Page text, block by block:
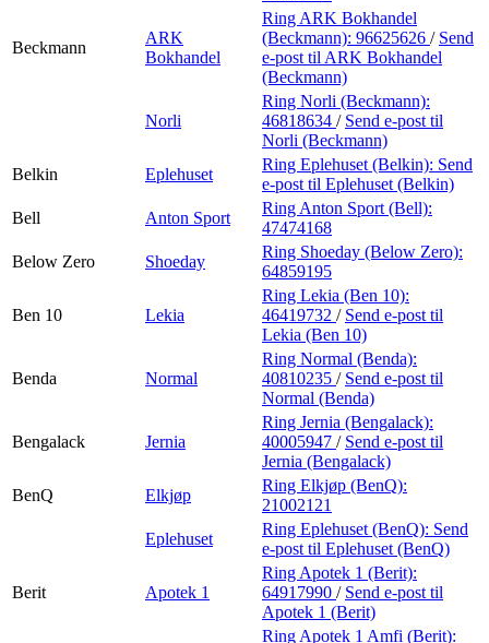
Beckmann
ARK
Bokhandel
Ring ARK Bokhandel
(Beckmann): 96625626 / Send
e-post til ARK Bokhandel
(Beckmann)
Norli
Ring Norli (Beckmann):
46818634 / Send e-post til
Norli (Beckmann)
Belkin
Eplehuset
Ring Eplehuset (Belkin): Send
e-post til Eplehuset (Belkin)
Bell
Anton Sport
Ring Anton Sport (Bell):
47474168
Below Zero
Shoeday
Ring Shoeday (Below Zero):
64859195
Ben 10 Lekia
Ring Lekia (Ben 10):
46419732 / Send e-post til
Lekia (Ben 10)
Benda Normal
Ring Normal (Benda):
40810235 / Send e-post til
Normal (Benda)
Bengalack Jernia
Ring Jernia (Bengalack):
40005947 / Send e-post til
Jernia (Bengalack)
BenQ
Elkjøp
Ring Elkjøp (BenQ):
21002121
Eplehuset
Ring Eplehuset (BenQ): Send
e-post til Eplehuset (BenQ)
Berit Apotek 1
Ring Apotek 1 (Berit):
64917990 / Send e-post til
Apotek 1 (Berit)
Ring Apotek 1 Amfi (Berit):